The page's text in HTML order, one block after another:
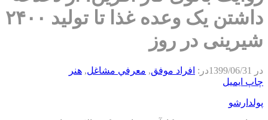
داشتن یک وعده غذا تا تولید ۲۴۰۰
شیرینی در روز
در 1399/06/31در: افراد موفق, معرفي مشاغل, هنر
چاپ ایمیل
پولدارشو